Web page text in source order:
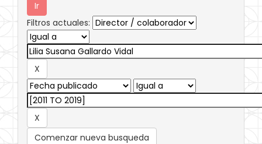
Filtros actuales:
Comenzar nueva busqueda